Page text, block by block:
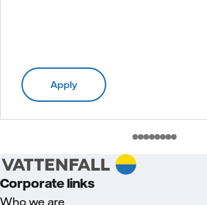
Apply
Corporate links
Who we are